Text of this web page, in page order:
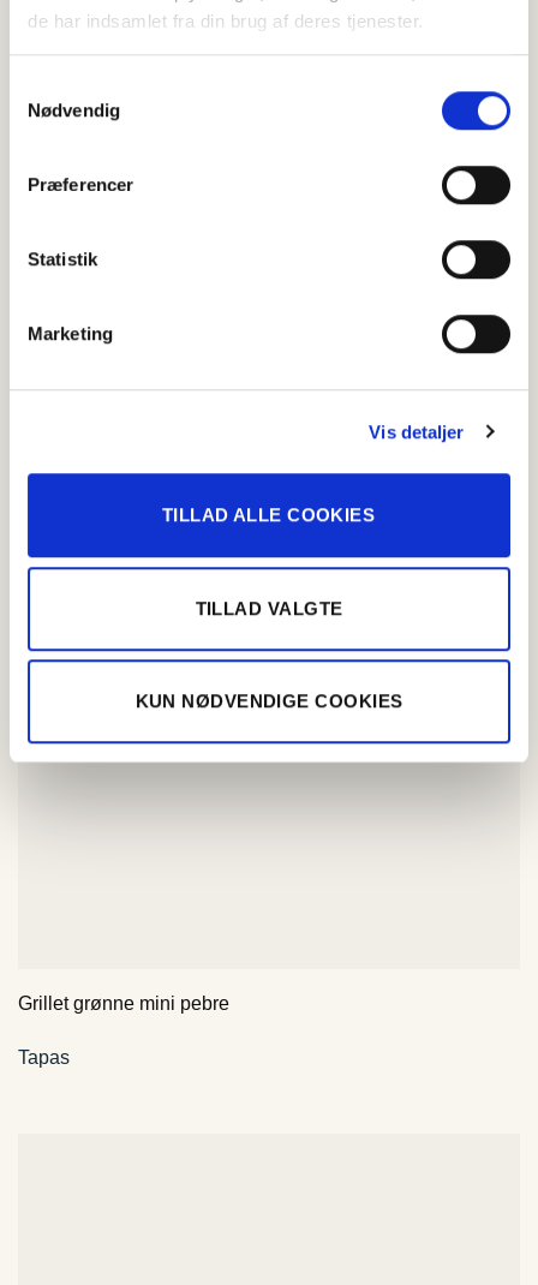
de har indsamlet fra din brug af deres tjenester.
Nødvendig
Præferencer
Statistik
Marketing
Vis detaljer
TILLAD ALLE COOKIES
TILLAD VALGTE
KUN NØDVENDIGE COOKIES
Grillet grønne mini pebre
Tapas